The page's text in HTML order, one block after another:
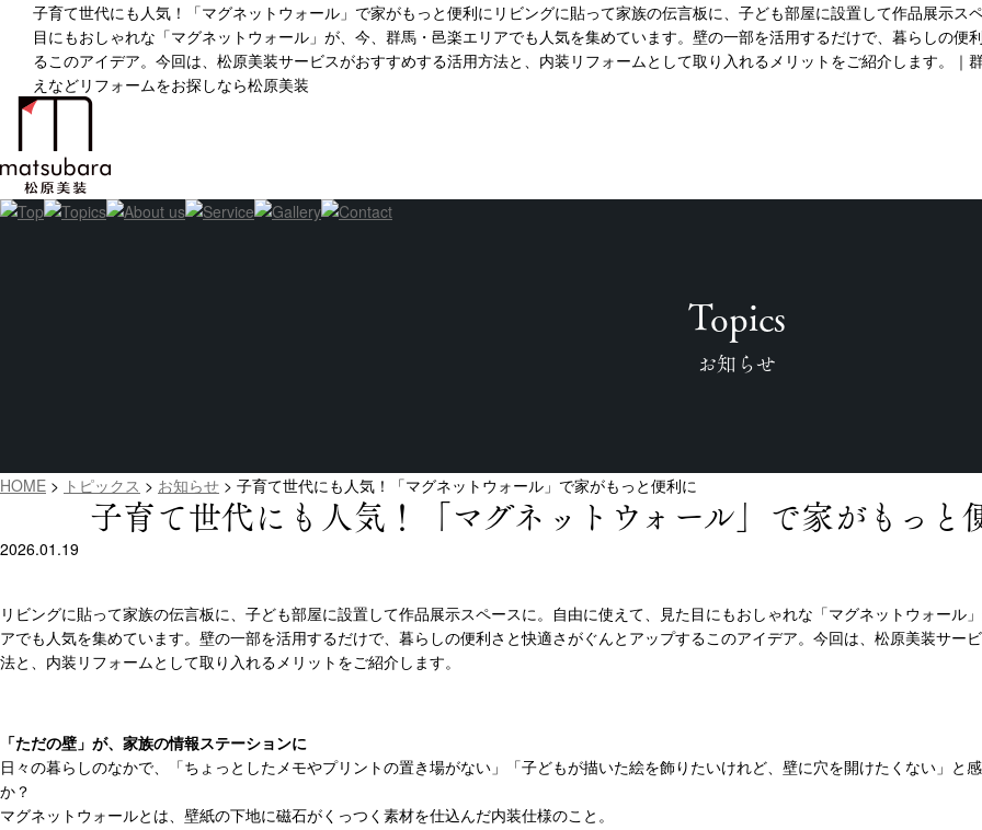
子育て世代にも人気！「マグネットウォール」で家がもっと便利にリビングに貼って家族の伝言板に、子ども部屋に設置して作品展示ス
目にもおしゃれな「マグネットウォール」が、今、群馬・邑楽エリアでも人気を集めています。壁の一部を活用するだけで、暮らしの便
るこのアイデア。今回は、松原美装サービスがおすすめする活用方法と、内装リフォームとして取り入れるメリットをご紹介します。｜
えなどリフォームをお探しなら松原美装
Topics
お知らせ
HOME > トピックス > お知らせ > 子育て世代にも人気！「マグネットウォール」で家がもっと便利に
子育て世代にも人気！「マグネットウォール」で家がもっと
2026.01.19
リビングに貼って家族の伝言板に、子ども部屋に設置して作品展示スペースに。自由に使えて、見た目にもおしゃれな「マグネットウォール
アでも人気を集めています。壁の一部を活用するだけで、暮らしの便利さと快適さがぐんとアップするこのアイデア。今回は、松原美装サー
法と、内装リフォームとして取り入れるメリットをご紹介します。
「ただの壁」が、家族の情報ステーションに
日々の暮らしのなかで、「ちょっとしたメモやプリントの置き場がない」「子どもが描いた絵を飾りたいけれど、壁に穴を開けたくない」と
か？
マグネットウォールとは、壁紙の下地に磁石がくっつく素材を仕込んだ内装仕様のこと。